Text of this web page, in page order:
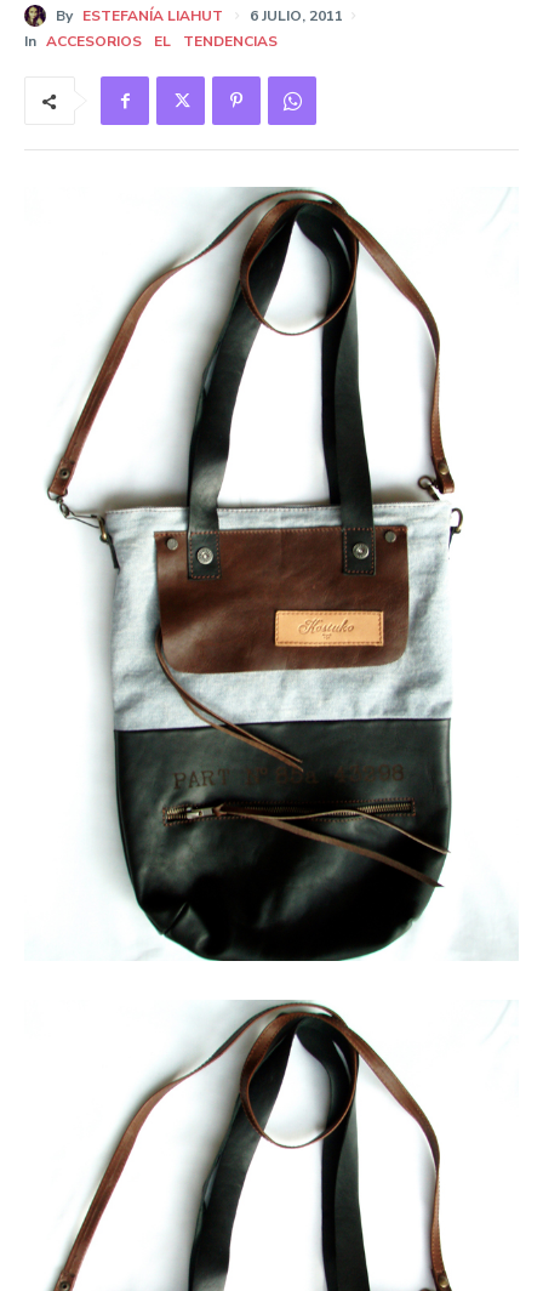
By ESTEFANÍA LIAHUT
6 JULIO, 2011
In ACCESORIOS EL TENDENCIAS